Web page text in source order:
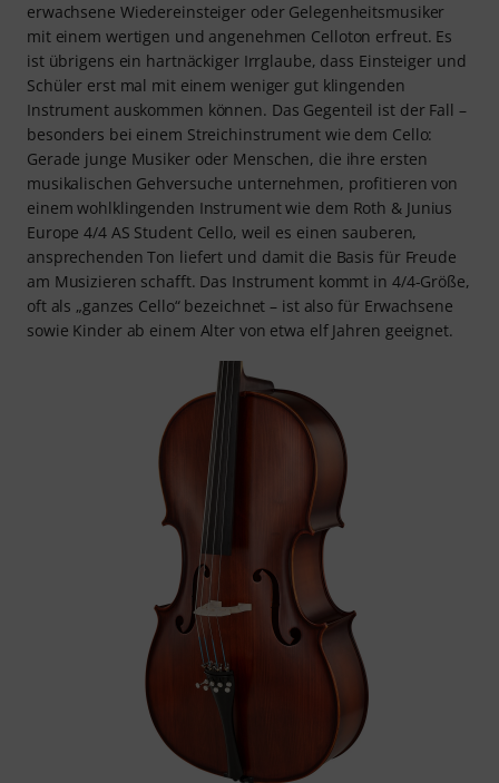
erwachsene Wiedereinsteiger oder Gelegenheitsmusiker
mit einem wertigen und angenehmen Celloton erfreut. Es
ist übrigens ein hartnäckiger Irrglaube, dass Einsteiger und
Schüler erst mal mit einem weniger gut klingenden
Instrument auskommen können. Das Gegenteil ist der Fall –
besonders bei einem Streichinstrument wie dem Cello:
Gerade junge Musiker oder Menschen, die ihre ersten
musikalischen Gehversuche unternehmen, profitieren von
einem wohlklingenden Instrument wie dem Roth & Junius
Europe 4/4 AS Student Cello, weil es einen sauberen,
ansprechenden Ton liefert und damit die Basis für Freude
am Musizieren schafft. Das Instrument kommt in 4/4-Größe,
oft als „ganzes Cello“ bezeichnet – ist also für Erwachsene
sowie Kinder ab einem Alter von etwa elf Jahren geeignet.